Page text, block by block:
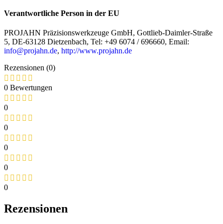
Verantwortliche Person in der EU
PROJAHN Präzisionswerkzeuge GmbH, Gottlieb-Daimler-Straße
5, DE-63128 Dietzenbach, Tel: +49 6074 / 696660, Email:
info@projahn.de, http://www.projahn.de
Rezensionen (0)
0 Bewertungen
0
0
0
0
0
Rezensionen